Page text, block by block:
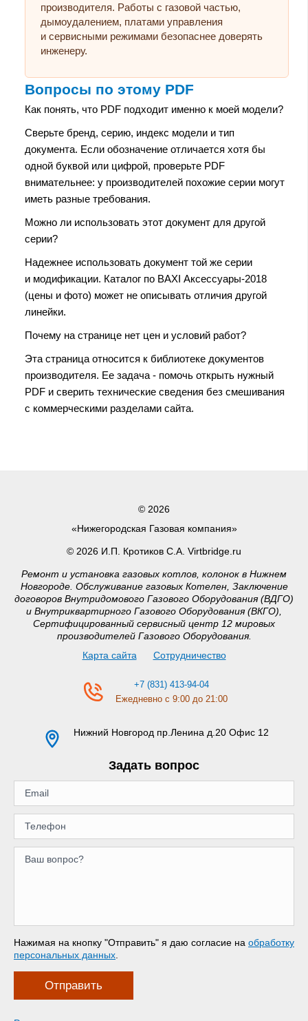
производителя. Работы с газовой частью,
дымоудалением, платами управления
и сервисными режимами безопаснее доверять
инженеру.
Вопросы по этому PDF
Как понять, что PDF подходит именно к моей модели?
Сверьте бренд, серию, индекс модели и тип
документа. Если обозначение отличается хотя бы
одной буквой или цифрой, проверьте PDF
внимательнее: у производителей похожие серии могут
иметь разные требования.
Можно ли использовать этот документ для другой
серии?
Надежнее использовать документ той же серии
и модификации. Каталог по BAXI Аксессуары-2018
(цены и фото) может не описывать отличия другой
линейки.
Почему на странице нет цен и условий работ?
Эта страница относится к библиотеке документов
производителя. Ее задача - помочь открыть нужный
PDF и сверить технические сведения без смешивания
с коммерческими разделами сайта.
© 2026
«Нижегородская Газовая компания»
© 2026 И.П. Кротиков С.А. Virtbridge.ru
Ремонт и установка газовых котлов, колонок в Нижнем
Новгороде. Обслуживание газовых Котелен, Заключение
договоров Внутридомового Газового Оборудования (ВДГО)
и Внутриквартирного Газового Оборудования (ВКГО),
Сертифицированный сервисный центр 12 мировых
производителей Газового Оборудования.
Карта сайта
Сотрудничество
+7 (831) 413-94-04
Ежедневно с 9:00 до 21:00
Нижний Новгород пр.Ленина д.20 Офис 12
Задать вопрос
Нажимая на кнопку "Отправить" я даю согласие на обработку
персональных данных
Отправить